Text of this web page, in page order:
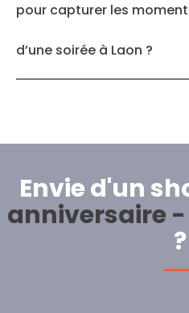
pour capturer les
d’une soirée à Laon ?
Envie d'un
anniversaire -
?